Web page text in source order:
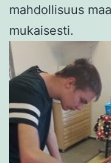
mahdollisuus
mukaisesti.